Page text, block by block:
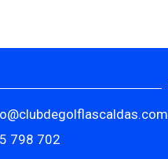
798 702